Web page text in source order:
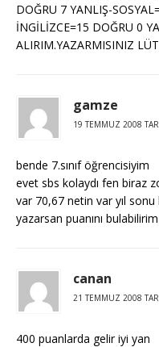
DOĞRU 7 YANLIŞ-
İNGİLİZCE=15 DOĞRU 0
ALIRIM.YAZARMISINIZ
gamze
19 TEMMUZ 2008
bende 7.sınıf öğrencisiyim
evet sbs kolaydı fen biraz
var 70,67 netin var yıl sonu
yazarsan puanını bulabilirim
canan
21 TEMMUZ 2008
400 puanlarda gelir iyi yan